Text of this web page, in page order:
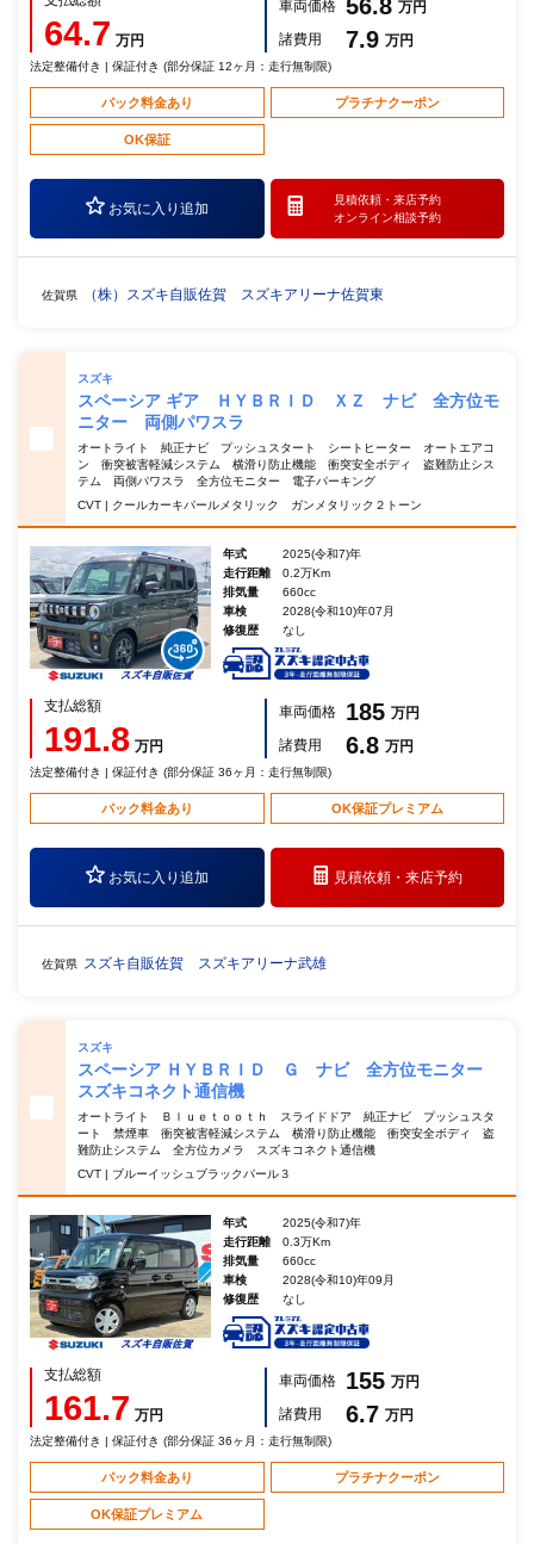
64.7 万円
車両価格 56.8 万円
諸費用
7.9 万円
法定整備付き | 保証付き (部分保証 12ヶ月：走行無制限)
パック料金あり プラチナクーポン
OK保証
お気に入り追加
見積依頼・ 来店予約
オンライン相談予約
佐賀県 （株）スズキ自販佐賀 スズキアリーナ佐賀東
スズキ
スペーシア ギア ＨＹＢＲＩＤ ＸＺ ナビ 全方位モ
ニター 両側パワスラ
オートライト 純正ナビ プッシュスタート シートヒーター オートエアコ
ン 衝突被害軽減システム 横滑り防止機能 衝突安全ボディ 盗難防止シス
テム 両側パワスラ 全方位モニター 電子パーキング
CVT | クールカーキパールメタリック ガンメタリック２トーン
年式
2025(令和7)年
走行距離
0.2万Km
排気量
660cc
車検
2028(令和10)年07月
修復歴
なし
支払総額
191.8 万円
車両価格 185 万円
諸費用
6.8 万円
法定整備付き | 保証付き (部分保証 36ヶ月：走行無制限)
パック料金あり OK保証プレミアム
お気に入り追加 見積依頼・来店予約
佐賀県 スズキ自販佐賀 スズキアリーナ武雄
スズキ
スペーシア ＨＹＢＲＩＤ Ｇ ナビ 全方位モニター
スズキコネクト通信機
オートライト Ｂｌｕｅｔｏｏｔｈ スライドドア 純正ナビ プッシュスタ
ート 禁煙車 衝突被害軽減システム 横滑り防止機能 衝突安全ボディ 盗
難防止システム 全方位カメラ スズキコネクト通信機
CVT | ブルーイッシュブラックパール３
年式
2025(令和7)年
走行距離
0.3万Km
排気量
660cc
車検
2028(令和10)年09月
修復歴
なし
支払総額
161.7 万円
車両価格 155 万円
諸費用
6.7 万円
法定整備付き | 保証付き (部分保証 36ヶ月：走行無制限)
パック料金あり プラチナクーポン
OK保証プレミアム